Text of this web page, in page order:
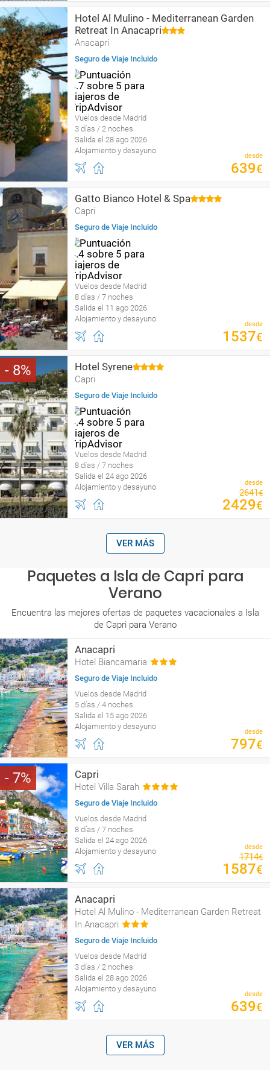
Hotel Al Mulino - Mediterranean Garden
Retreat In Anacapri
Anacapri
Seguro de Viaje Incluido
Vuelos desde Madrid
3 días / 2 noches
Salida el 28 ago 2026
Alojamiento y desayuno
desde
639€
Gatto Bianco Hotel & Spa
Capri
Seguro de Viaje Incluido
Vuelos desde Madrid
8 días / 7 noches
Salida el 11 ago 2026
Alojamiento y desayuno
desde
1537€
8 Hotel Syrene
Capri
Seguro de Viaje Incluido
Vuelos desde Madrid
8 días / 7 noches
Salida el 24 ago 2026
Alojamiento y desayuno
desde
2641€
2429€
VER MÁS
Paquetes a Isla de Capri para
Verano
Encuentra las mejores ofertas de paquetes vacacionales a Isla
de Capri para Verano
Anacapri
Hotel Biancamaria
Seguro de Viaje Incluido
Vuelos desde Madrid
5 días / 4 noches
Salida el 15 ago 2026
Alojamiento y desayuno
desde
797€
7 Capri
Hotel Villa Sarah
Seguro de Viaje Incluido
Vuelos desde Madrid
8 días / 7 noches
Salida el 24 ago 2026
Alojamiento y desayuno
desde
1714€
1587€
Anacapri
Hotel Al Mulino - Mediterranean Garden Retreat
In Anacapri
Seguro de Viaje Incluido
Vuelos desde Madrid
3 días / 2 noches
Salida el 28 ago 2026
Alojamiento y desayuno
desde
639€
VER MÁS